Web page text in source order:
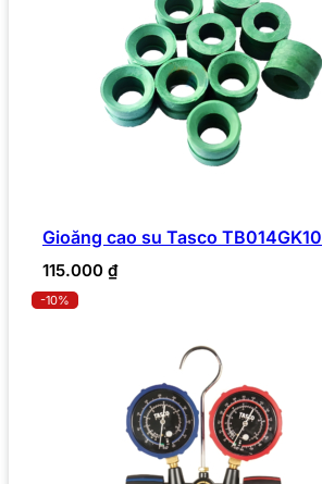
Gioăng cao su Tasco TB014GK10
115.000 ₫
-10%